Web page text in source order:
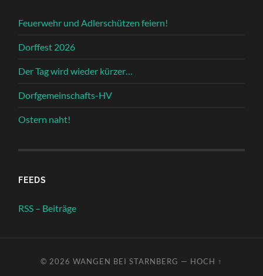
Feuerwehr und Adlerschützen feiern!
Dorffest 2026
Der Tag wird wieder kürzer…
Dorfgemeinschafts-HV
Ostern naht!
FEEDS
RSS – Beiträge
© 2026 WANGEN BEI STARNBERG — HOCH ↑